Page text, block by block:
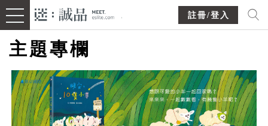
註冊/登入
主題專欄